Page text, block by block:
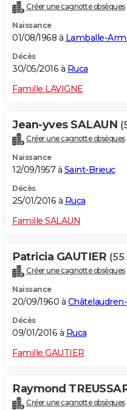
Créer une cagnotte obsèques
Naissance
01/08/1968 à Lamballe-
Décès
30/05/2016 à Ruca
Famille LAVIGNE
Jean-yves SALAUN
Créer une cagnotte obsèques
Naissance
12/09/1957 à Saint-Brieuc
Décès
25/01/2016 à Ruca
Famille SALAUN
Patricia GAUTIER (55
Créer une cagnotte obsèques
Naissance
20/09/1960 à
Décès
09/01/2016 à Ruca
Famille GAUTIER
Raymond
Créer une cagnotte obsèques